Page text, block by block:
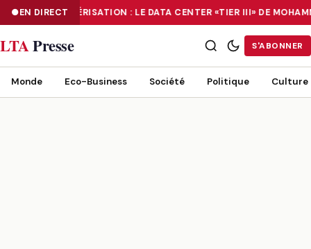
EN DIRECTNUMÉRISATION : LE DATA CENTER «TIER III» DE
NUMÉRISATION : LE DATA CENTER «TIER III» DE MOHAMMADIA, UN
LTAPresse S'ABONNER
Monde Eco-Business Société Politique Culture